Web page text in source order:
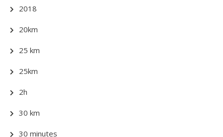
2018
20km
25 km
25km
2h
30 km
30 minutes